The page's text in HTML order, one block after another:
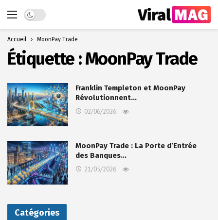
Dark mode
Accueil MoonPay Trade
Étiquette :MoonPay Trade
Franklin Templeton et MoonPay
Révolutionnent…
02/06/2026
MoonPay Trade : La Porte d’Entrée
des Banques…
21/05/2026
Catégories